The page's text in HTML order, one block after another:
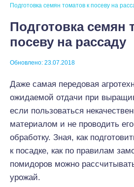
Подготовка семян томатов к посеву на
Подготовка семян
посеву на рассаду
Обновлено: 23.07.2018
Даже самая передовая
ожидаемой отдачи при
если пользоваться
материалом и не проводить
обработку. Зная, как
к посадке, как по правилам
помидоров можно
урожай.